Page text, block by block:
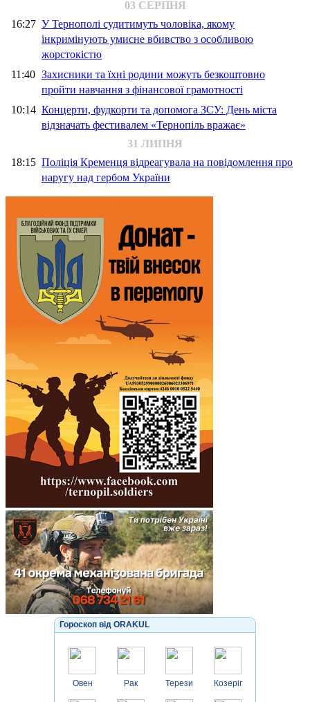
03 СЕРПНЯ
16:27 У Тернополі судитимуть чоловіка, якому
інкримінують умисне вбивство з особливою
жорстокістю
11:40 Захисники та їхні родини можуть безкоштовно
пройти навчання з фінансової грамотності
10:14 Концерти, фудкорти та допомога ЗСУ: День міста
відзначать фестивалем «Тернопіль вражає»
31 ЛИПНЯ
18:15 Поліція Кременця відреагувала на повідомлення про
наругу над гербом України
Гороскоп від ORAKUL
Овен Рак Терези Козеріг